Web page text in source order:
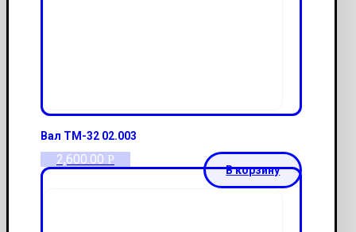
Вал ТМ-32 02.003
2,600.00 Р
В корзину